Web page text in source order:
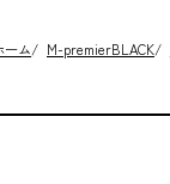
ーム/ M-premierBLACK/